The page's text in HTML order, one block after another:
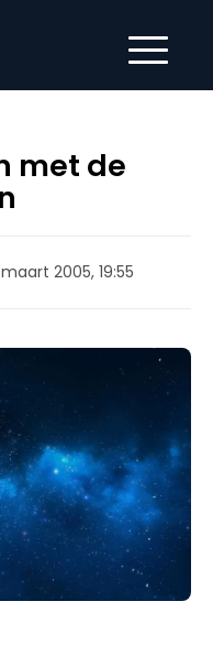
met de
maart 2005, 19:55